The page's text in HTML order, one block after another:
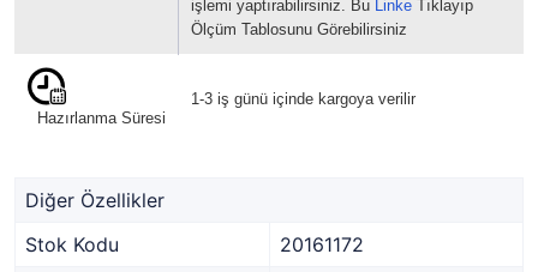
işlemi yaptırabilirsiniz. Bu Linke Tıklayıp
Ölçüm Tablosunu Görebilirsiniz
Hazırlanma Süresi
1-3 iş günü içinde kargoya verilir
Diğer Özellikler
Stok Kodu
20161172